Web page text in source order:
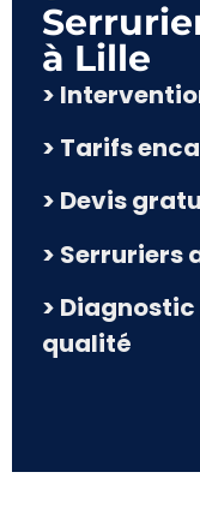
à Lille
>
> Tarifs
> Devis
> Serruriers
>
qualité